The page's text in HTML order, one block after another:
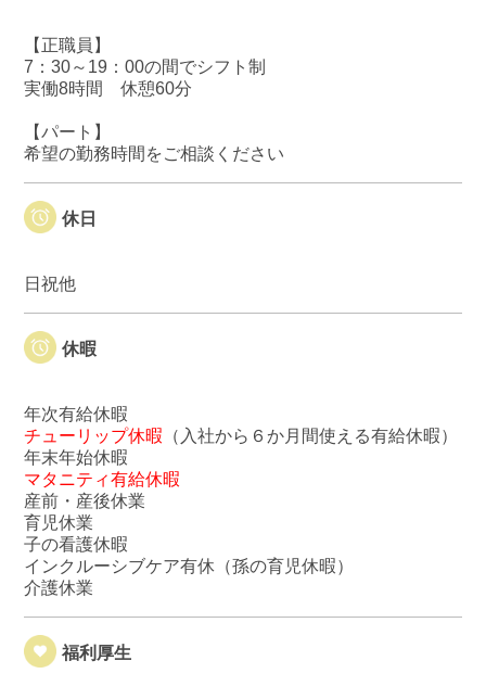
【正職員】
7：30～19：00の間でシフト制
実働8時間 休憩60分
【パート】
希望の勤務時間をご相談ください
休日
日祝他
休暇
年次有給休暇
チューリップ休暇 （入社から６か月間使える有給休暇）
年末年始休暇
マタニティ有給休暇
産前・産後休業
育児休業
子の看護休暇
インクルーシブケア有休（孫の育児休暇）
介護休業
福利厚生